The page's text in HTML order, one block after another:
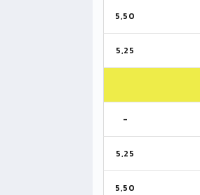
5,50
5,25
-
5,25
5,50